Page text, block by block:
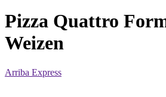
Pizza Quattro
Weizen
Arriba Express